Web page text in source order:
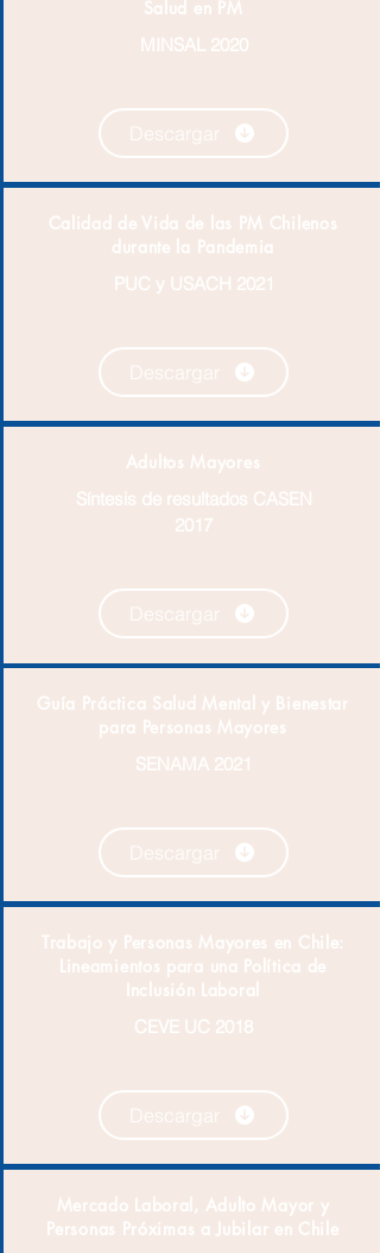
Salud en PM
MINSAL 2020
Descargar
Calidad de Vida de las PM Chilenos
durante la Pandemia
PUC y USACH 2021
Descargar
Adultos Mayores
Síntesis de resultados CASEN
2017
Descargar
Guía Práctica Salud Mental y Bienestar
para Personas Mayores
SENAMA 2021
Descargar
Trabajo y Personas Mayores en Chile:
Lineamientos para una Política de
Inclusión Laboral
CEVE UC 2018
Descargar
Mercado Laboral, Adulto Mayor y
Personas Próximas a Jubilar en Chile